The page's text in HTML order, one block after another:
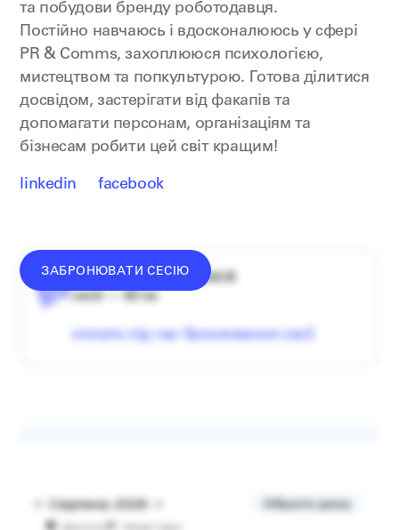
та побудови бренду роботодавця.
Постійно навчаюсь і вдосконалююсь у сфері
PR & Comms, захоплююся психологією,
мистецтвом та попкультурою. Готова ділитися
досвідом, застерігати від факапів та
допомагати персонам, організаціям та
бізнесам робити цей світ кращим!
linkedin facebook
ЗАБРОНЮВАТИ СЕСІЮ
середній донат — 1340 ₴
сесія — 60 хв
оплата під час бронювання сесії